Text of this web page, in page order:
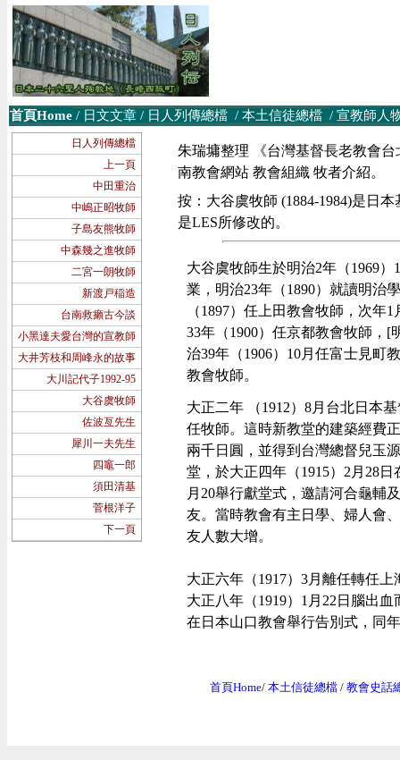
首頁Home / 日文文章 / 日人列傳總檔 / 本土信徒總檔 / 宣教師人
日人列傳總檔
上一頁
中田重治
中嶋正昭牧師
子島友熊牧師
中森幾之進牧師
二宮一朗牧師
新渡戸稲造
台南救癩古今談
小黑達夫愛台灣的宣教師
大井芳枝和周峰永的故事
大川記代子1992-95
大谷虞牧師
佐波亙先生
犀川一夫先生
四竈一郎
須田清基
菅根洋子
下一頁
朱瑞墉整理 《台灣基督長老教會
南教會網站 教會組織 牧者介紹。
按：大谷虞牧師 (1884-1984)是日
是LES所修改的。
大谷虞牧師生於明治2年（1969） 1
業，明治23年（1890）就讀明治
（1897）任上田教會牧師，次年1
33年（1900）任京都教會牧師， [
治39年（1906） 10月任富士見町
教會牧師。
大正二年 （1912） 8月台北日本
任牧師。這時新教堂的建築經費
兩千日圓，並得到台灣總督兒玉
堂，於大正四年（1915） 2 月 28日
月 20舉行獻堂式，邀請河合龜輔
友。當時教會有主日學、婦人會
友人數大增。
大正六年（1917） 3月離任轉任上
大正八年（1919） 1 月 22 日腦出血
在日本山口教會舉行告別式，同年
首頁Home/ 本土信徒總檔 / 教會史話